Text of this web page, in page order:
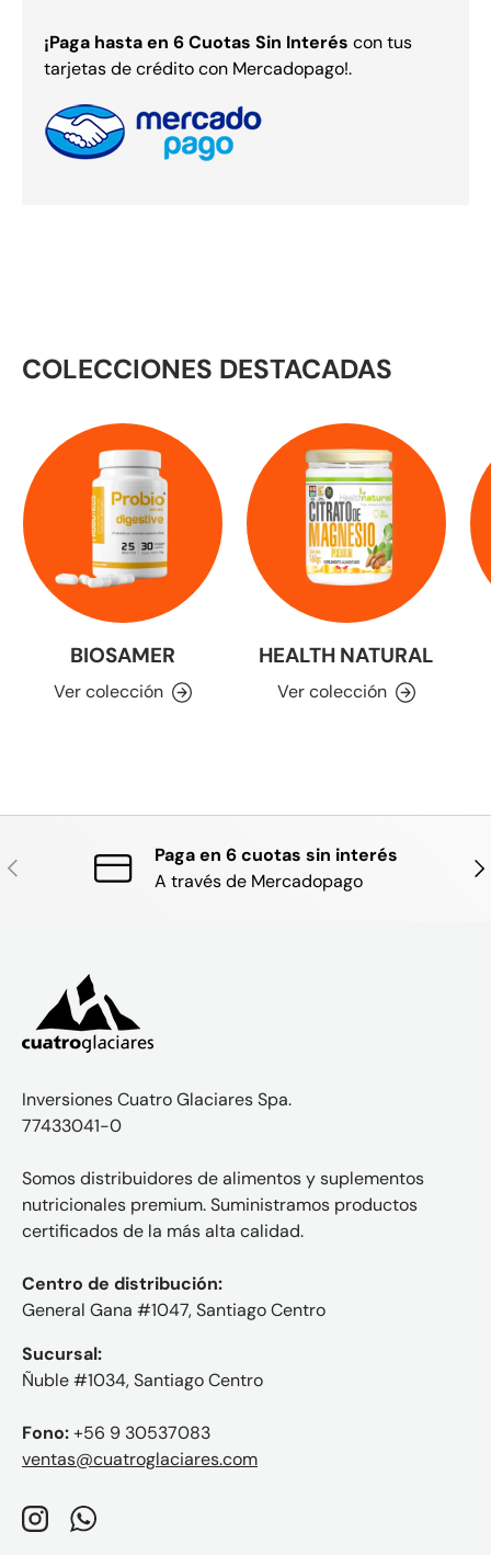
¡Paga hasta en 6 Cuotas Sin Interés con tus
tarjetas de crédito con Mercadopago!.
COLECCIONES DESTACADAS
BIOSAMER
Ver colección
HEALTH NATURAL
Ver colección
ANTERIOR
Paga en 6 cuotas sin interés
A través de Mercadopago
Inversiones Cuatro Glaciares Spa.
77433041-0
Somos distribuidores de alimentos y suplementos
nutricionales premium. Suministramos productos
certificados de la más alta calidad.
Centro de distribución:
General Gana #1047, Santiago Centro
Sucursal:
Ñuble #1034, Santiago Centro
Fono:+56 9 30537083
ventas@cuatroglaciares.com
InstagramWhatsApp